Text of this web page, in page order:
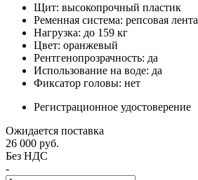
Щит: высокопрочный пластик
Ременная система: репсовая лента
Нагрузка: до 159 кг
Цвет: оранжевый
Рентгенопрозрачность: да
Использование на воде: да
Фиксатор головы: нет
Регистрационное удостоверение
Ожидается поставка
26 000 руб.
Без НДС
-